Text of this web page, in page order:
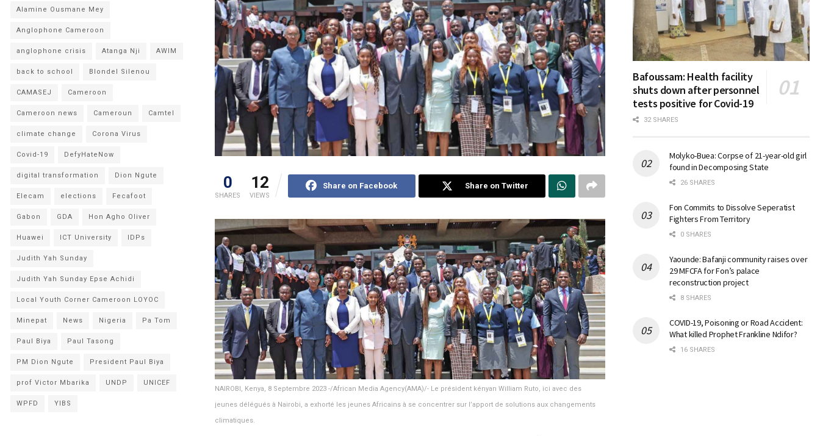
0
SHARES
12
VIEWS
Share on Facebook Share on Twitter
NAIROBI, Kenya, 8 Septembre 2023 -/African Media Agency(AMA)/- Le président kényan William Ruto, ici avec des
jeunes délégués à Nairobi, a exhorté les jeunes Africains à se concentrer sur l’apport de solutions aux changements
climatiques.
Alamine Ousmane Mey
Anglophone Cameroon
anglophone crisis Atanga Nji AWIM
back to school Blondel Silenou
CAMASEJ Cameroon
Cameroon news Cameroun Camtel
climate change Corona Virus
Covid-19 DefyHateNow
digital transformation Dion Ngute
Elecam elections Fecafoot
Gabon GDA Hon Agho Oliver
Huawei ICT University IDPs
Judith Yah Sunday
Judith Yah Sunday Epse Achidi
Local Youth Corner Cameroon LOYOC
Minepat News Nigeria Pa Tom
Paul Biya Paul Tasong
PM Dion Ngute President Paul Biya
prof Victor Mbarika UNDP UNICEF
WPFD YIBS
Bafoussam: Health facility
shuts down after personnel
tests positive for Covid-19
32 SHARES
Molyko-Buea: Corpse of 21-year-old girl
found in Decomposing State
26 SHARES
Fon Commits to Dissolve Seperatist
Fighters From Territory
0 SHARES
Yaounde: Bafanji community raises over
29 MFCFA for Fon’s palace
reconstruction project
8 SHARES
COVID-19, Poisoning or Road Accident:
What killed Prophet Frankline Ndifor?
16 SHARES